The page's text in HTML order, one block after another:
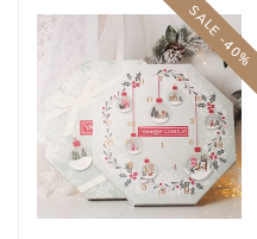
SALE -40%